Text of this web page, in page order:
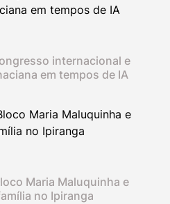
internacional e
em tempos de IA
Maria Maluquinha e
no Ipiranga